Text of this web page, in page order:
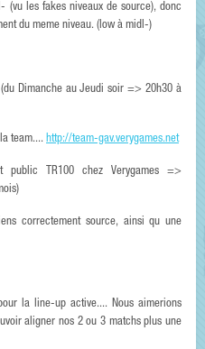
(vu les fakes niveaux de source), donc
du meme niveau. (low à midl-)
Dimanche au Jeudi soir => 20h30 à
team.... http://team-gav.verygames.net
TR100 chez Verygames =>
correctement source, ainsi qu une
la line-up active.... Nous aimerions
aligner nos 2 ou 3 matchs plus une